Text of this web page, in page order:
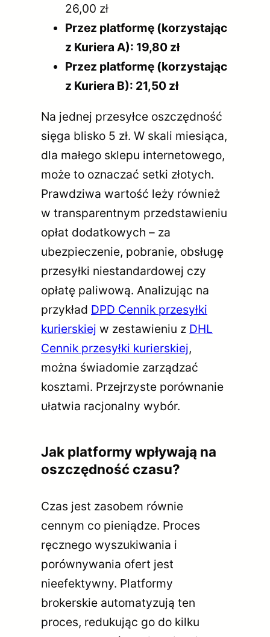
26,00 zł
Przez platformę (korzystając
z Kuriera A): 19,80 zł
Przez platformę (korzystając
z Kuriera B): 21,50 zł
Na jednej przesyłce oszczędność
sięga blisko 5 zł. W skali miesiąca,
dla małego sklepu internetowego,
może to oznaczać setki złotych.
Prawdziwa wartość leży również
w transparentnym przedstawieniu
opłat dodatkowych – za
ubezpieczenie, pobranie, obsługę
przesyłki niestandardowej czy
opłatę paliwową. Analizując na
przykład DPD Cennik przesyłki
kurierskiej w zestawieniu z DHL
Cennik przesyłki kurierskiej,
można świadomie zarządzać
kosztami. Przejrzyste porównanie
ułatwia racjonalny wybór.
Jak platformy wpływają na
oszczędność czasu?
Czas jest zasobem równie
cennym co pieniądze. Proces
ręcznego wyszukiwania i
porównywania ofert jest
nieefektywny. Platformy
brokerskie automatyzują ten
proces, redukując go do kilku